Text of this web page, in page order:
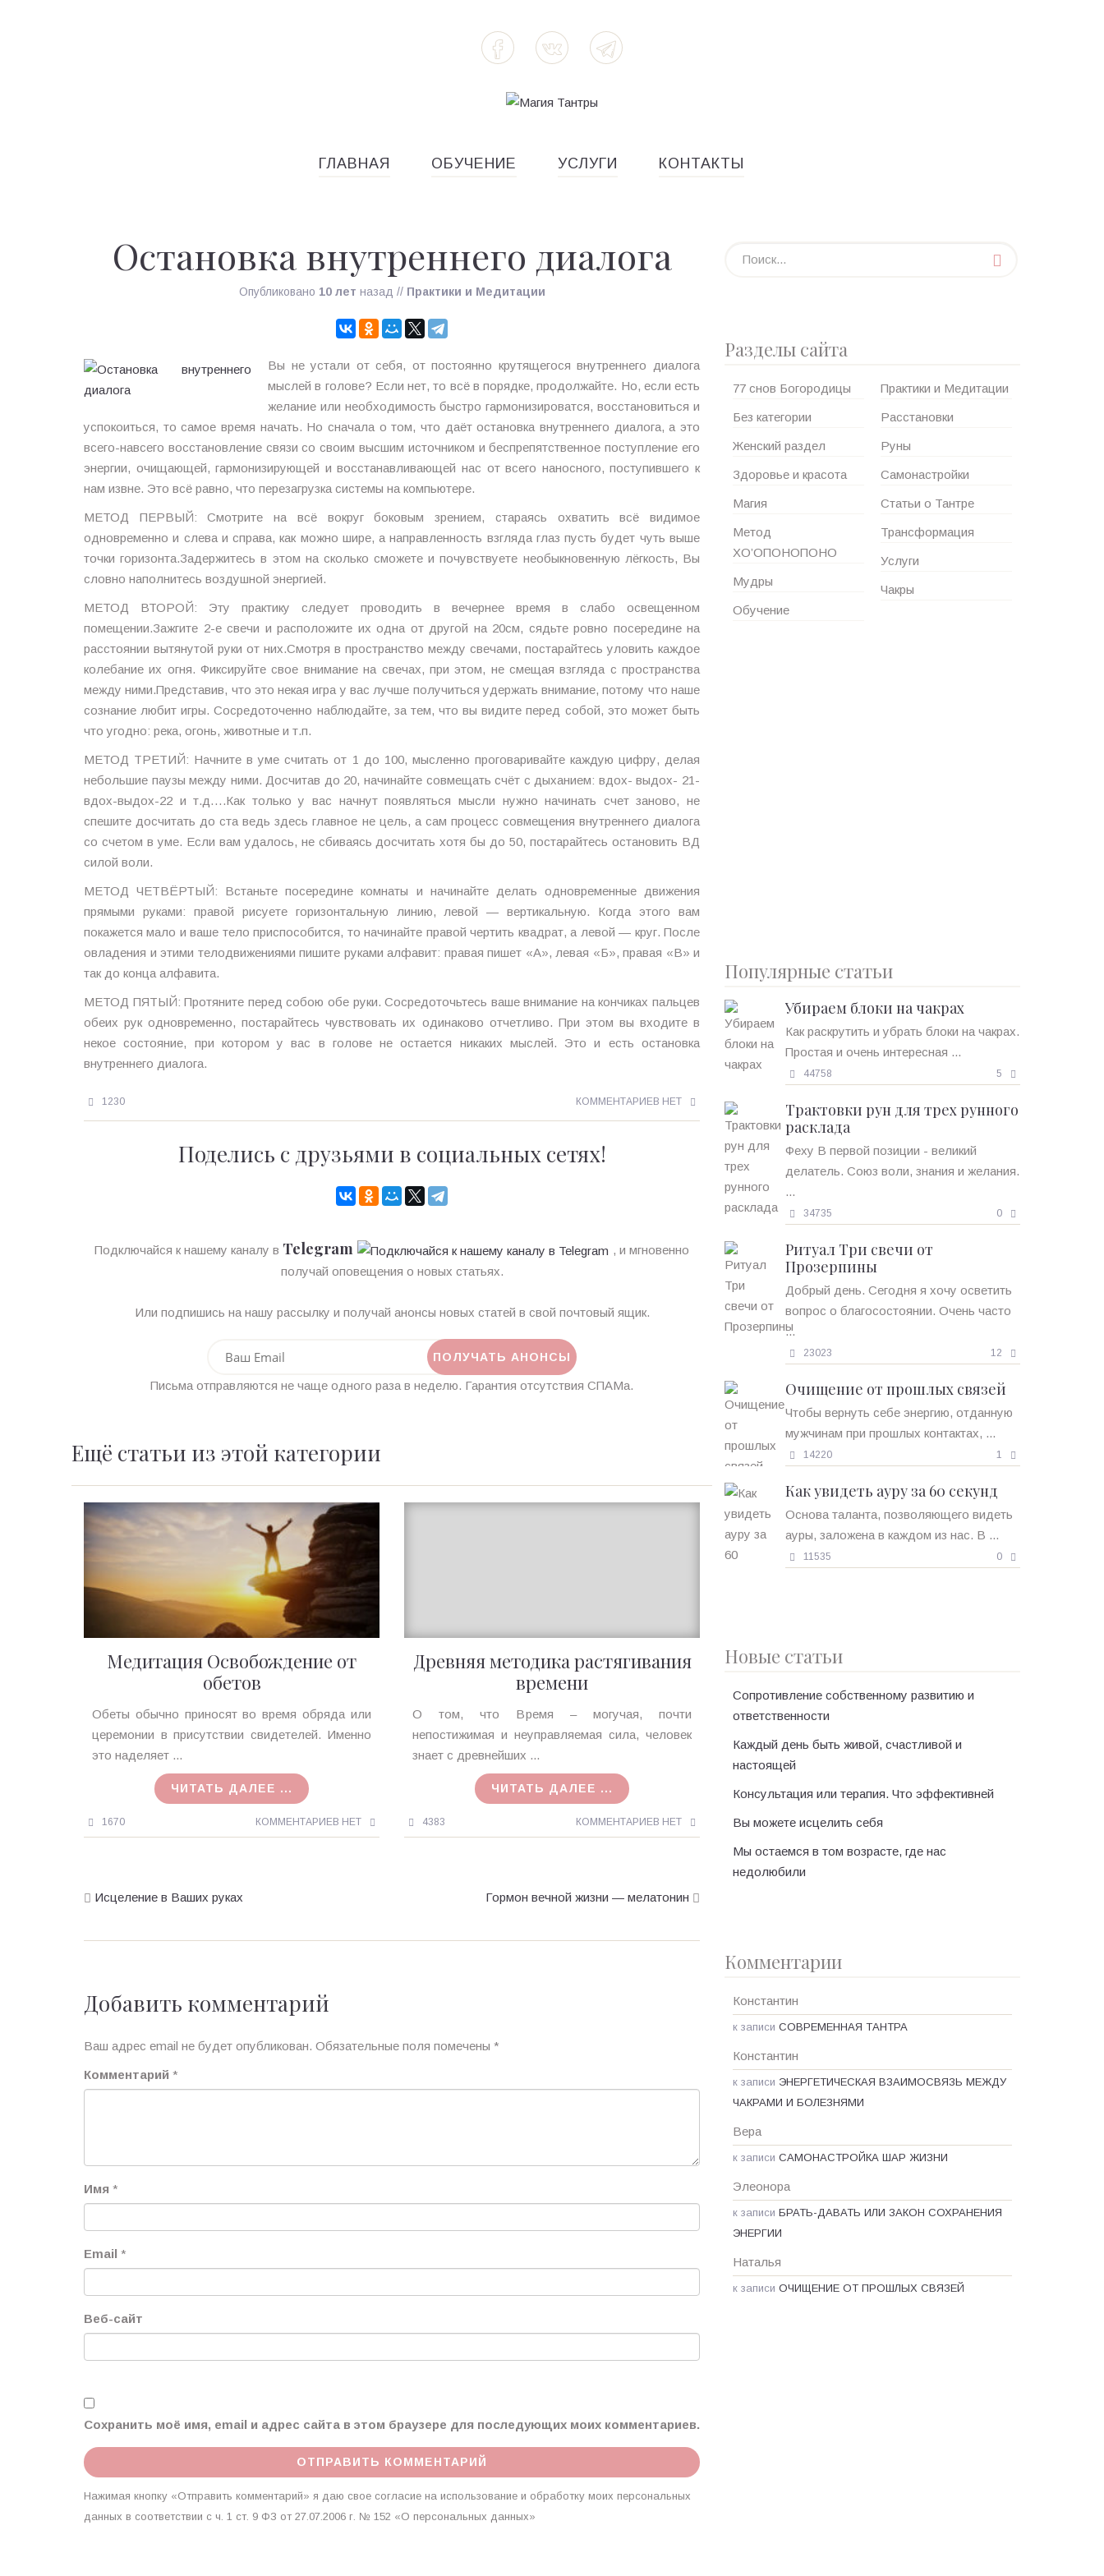
ГЛАВНАЯ ОБУЧЕНИЕ УСЛУГИ КОНТАКТЫ
Остановка внутреннего диалога
Опубликовано 10 лет назад // Практики и Медитации
Вы не устали от себя, от постоянно крутящегося внутреннего диалога
мыслей в голове? Если нет, то всё в порядке, продолжайте. Но, если есть
желание или необходимость быстро гармонизироватся, восстановиться и
успокоиться, то самое время начать. Но сначала о том, что даёт остановка внутреннего диалога, а это
всего-навсего восстановление связи со своим высшим источником и беспрепятственное поступление его
энергии, очищающей, гармонизирующей и восстанавливающей нас от всего наносного, поступившего к
нам извне. Это всё равно, что перезагрузка системы на компьютере.
МЕТОД ПЕРВЫЙ: Смотрите на всё вокруг боковым зрением, стараясь охватить всё видимое
одновременно и слева и справа, как можно шире, а направленность взгляда глаз пусть будет чуть выше
точки горизонта.Задержитесь в этом на сколько сможете и почувствуете необыкновенную лёгкость, Вы
словно наполнитесь воздушной энергией.
МЕТОД ВТОРОЙ: Эту практику следует проводить в вечернее время в слабо освещенном
помещении.Зажгите 2-е свечи и расположите их одна от другой на 20см, сядьте ровно посередине на
расстоянии вытянутой руки от них.Смотря в пространство между свечами, постарайтесь уловить каждое
колебание их огня. Фиксируйте свое внимание на свечах, при этом, не смещая взгляда с пространства
между ними.Представив, что это некая игра у вас лучше получиться удержать внимание, потому что наше
сознание любит игры. Сосредоточенно наблюдайте, за тем, что вы видите перед собой, это может быть
что угодно: река, огонь, животные и т.п.
МЕТОД ТРЕТИЙ: Начните в уме считать от 1 до 100, мысленно проговаривайте каждую цифру, делая
небольшие паузы между ними. Досчитав до 20, начинайте совмещать счёт с дыханием: вдох- выдох- 21-
вдох-выдох-22 и т.д….Как только у вас начнут появляться мысли нужно начинать счет заново, не
спешите досчитать до ста ведь здесь главное не цель, а сам процесс совмещения внутреннего диалога
со счетом в уме. Если вам удалось, не сбиваясь досчитать хотя бы до 50, постарайтесь остановить ВД
силой воли.
МЕТОД ЧЕТВЁРТЫЙ: Встаньте посередине комнаты и начинайте делать одновременные движения
прямыми руками: правой рисуете горизонтальную линию, левой — вертикальную. Когда этого вам
покажется мало и ваше тело приспособится, то начинайте правой чертить квадрат, а левой — круг. После
овладения и этими телодвижениями пишите руками алфавит: правая пишет «А», левая «Б», правая «В» и
так до конца алфавита.
МЕТОД ПЯТЫЙ: Протяните перед собою обе руки. Сосредоточьтесь ваше внимание на кончиках пальцев
обеих рук одновременно, постарайтесь чувствовать их одинаково отчетливо. При этом вы входите в
некое состояние, при котором у вас в голове не остается никаких мыслей. Это и есть остановка
внутреннего диалога.
1230 КОММЕНТАРИЕВ НЕТ
Поделись с друзьями в социальных сетях!
Подключайся к нашему каналу в Telegram
, и мгновенно
получай оповещения о новых статьях.
Или подпишись на нашу рассылку и получай анонсы новых статей в свой почтовый ящик.
Письма отправляются не чаще одного раза в неделю. Гарантия отсутствия СПАМа.
Ещё статьи из этой категории
Медитация Освобождение от
обетов
Ирина
MagicTantra
02.10.2015
Обеты обычно приносят во время обряда или
церемонии в присутствии свидетелей. Именно
это наделяет ...
ЧИТАТЬ ДАЛЕЕ ...
1670 КОММЕНТАРИЕВ НЕТ
Древняя методика растягивания
времени
Ирина
MagicTantra
05.01.2018
О том, что Время – могучая, почти
непостижимая и неуправляемая сила, человек
знает с древнейших ...
ЧИТАТЬ ДАЛЕЕ ...
4383 КОММЕНТАРИЕВ НЕТ
Исцеление в Ваших руках Гормон вечной жизни — мелатонин
Добавить комментарий
Ваш адрес email не будет опубликован. Обязательные поля помечены *
Комментарий *
Имя *
Email *
Веб-сайт
Сохранить моё имя, email и адрес сайта в этом браузере для последующих моих комментариев.
Нажимая кнопку «Отправить комментарий» я даю свое согласие на использование и обработку моих персональных
данных в соответствии с ч. 1 ст. 9 ФЗ от 27.07.2006 г. № 152 «О персональных данных»
Разделы сайта
77 снов Богородицы
Без категории
Женский раздел
Здоровье и красота
Магия
Метод
ХО’ОПОНОПОНО
Мудры
Обучение
Практики и Медитации
Расстановки
Руны
Самонастройки
Статьи о Тантре
Трансформация
Услуги
Чакры
Популярные статьи
Убираем блоки на чакрах
Как раскрутить и убрать блоки на чакрах.
Простая и очень интересная ...
44758 5
Трактовки рун для трех рунного
расклада
Феху В первой позиции - великий
делатель. Союз воли, знания и желания.
...
34735 0
Ритуал Три свечи от
Прозерпины
Добрый день. Сегодня я хочу осветить
вопрос о благосостоянии. Очень часто
...
23023 12
Очищение от прошлых связей
Чтобы вернуть себе энергию, отданную
мужчинам при прошлых контактах, ...
14220 1
Как увидеть ауру за 60 секунд
Основа таланта, позволяющего видеть
ауры, заложена в каждом из нас. В ...
11535 0
Новые статьи
Сопротивление собственному развитию и
ответственности
Каждый день быть живой, счастливой и
настоящей
Консультация или терапия. Что эффективней
Вы можете исцелить себя
Мы остаемся в том возрасте, где нас
недолюбили
Комментарии
Константин
к записи СОВРЕМЕННАЯ ТАНТРА
Константин
к записи ЭНЕРГЕТИЧЕСКАЯ ВЗАИМОСВЯЗЬ МЕЖДУ
ЧАКРАМИ И БОЛЕЗНЯМИ
Вера
к записи САМОНАСТРОЙКА ШАР ЖИЗНИ
Элеонора
к записи БРАТЬ-ДАВАТЬ ИЛИ ЗАКОН СОХРАНЕНИЯ
ЭНЕРГИИ
Наталья
к записи ОЧИЩЕНИЕ ОТ ПРОШЛЫХ СВЯЗЕЙ